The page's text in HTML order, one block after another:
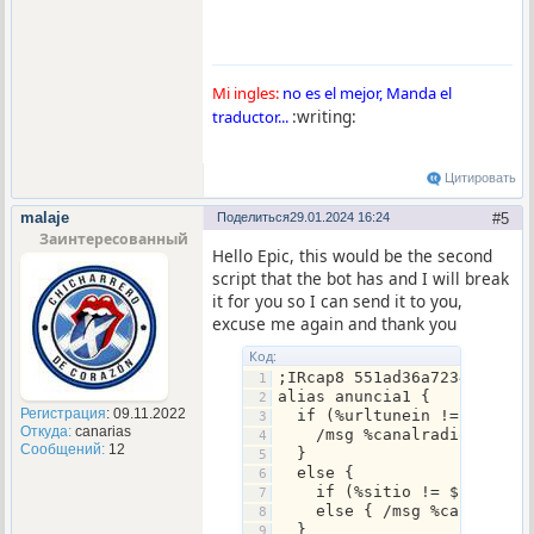
;  if (chathispano isin
;  /echo $server | /
;  if ($level($nick $+
;  .auser 5 $nick $+
on *:TEXT:*:#: {
  ;;;;;; COMANDOS GENERALES
var %jcmd1 $null, %jcmd2
var %jgral $null,
.set %jgral $- %jpre $+
%jpre $+ %cmdg10
.set %jcomdj $- %jpre
%jpre $+ %ccanal
.set %jcomrot $- %jpre
.set %jcomtec $- %jpre
%jpre $+ %jcancela
.set %jcomadm $- %jpre
%jpre $+ tpo.pet
%jpre $+ youtu.add
  $strip($1, )
;  $strp($1-
if
else { /
                var %dj 1
while (%dj
                }
              }
            }
          }
        }
      }
if ($1 == %jpre $+
if (# !=
        else {
var %dj 1, %vdj
/msg $nick
while (%dj <=
if ($eval(%
if (%dj ==
if (%dj ==
            inc %dj
          }
        }
      }
Mi ingles: no es el mejor, Manda el
traductor... :writing:
Цитировать
Поделиться 5
29.01.2024 16:24
malaje
Заинтересованный
Регистрация: 09.11.2022
Откуда:canarias
Сообщений:12
Hello Epic, this would be the second
script that the bot has and I will break
it for you so I can send it to you,
excuse me again and thank you
Код:
;IRcap8
alias anuncia1 {
if (%urltunein != $null)
/msg %canalradio
  }
  else {
if (%sitio != $null)
else { /msg
  }